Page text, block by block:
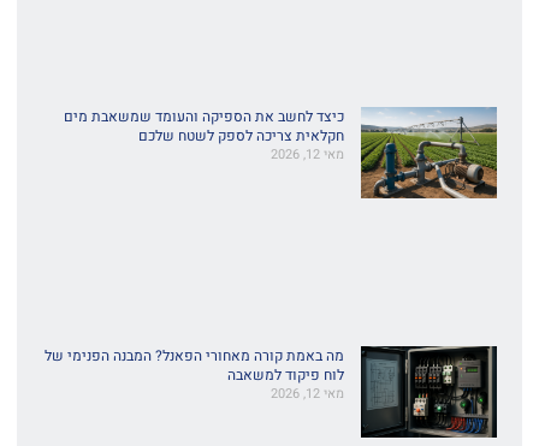
כיצד לחשב את הספיקה והעומד שמשאבת מים
חקלאית צריכה לספק לשטח שלכם
מאי 12, 2026
מה באמת קורה מאחורי הפאנל? המבנה הפנימי של
לוח פיקוד למשאבה
מאי 12, 2026